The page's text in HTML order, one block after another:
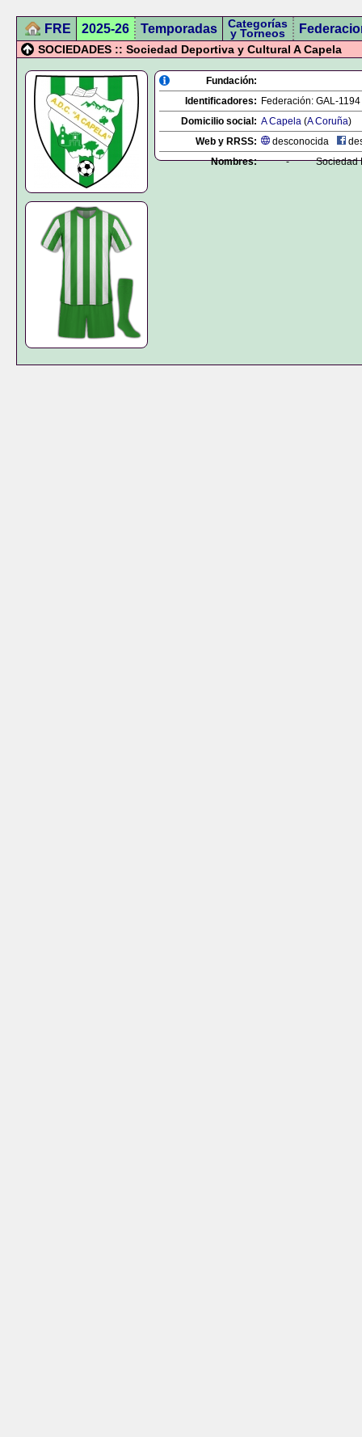
FRE 2025-26 Temporadas Categorías
y Torneos
SOCIEDADES :: Sociedad Deportiva y Cultural A Capela
Fundación:
Identificadores: Federación: GAL-1194
Domicilio social: A Capela (A Coruña)
Web y RRSS:
desconocida
Nombres:
- Sociedad